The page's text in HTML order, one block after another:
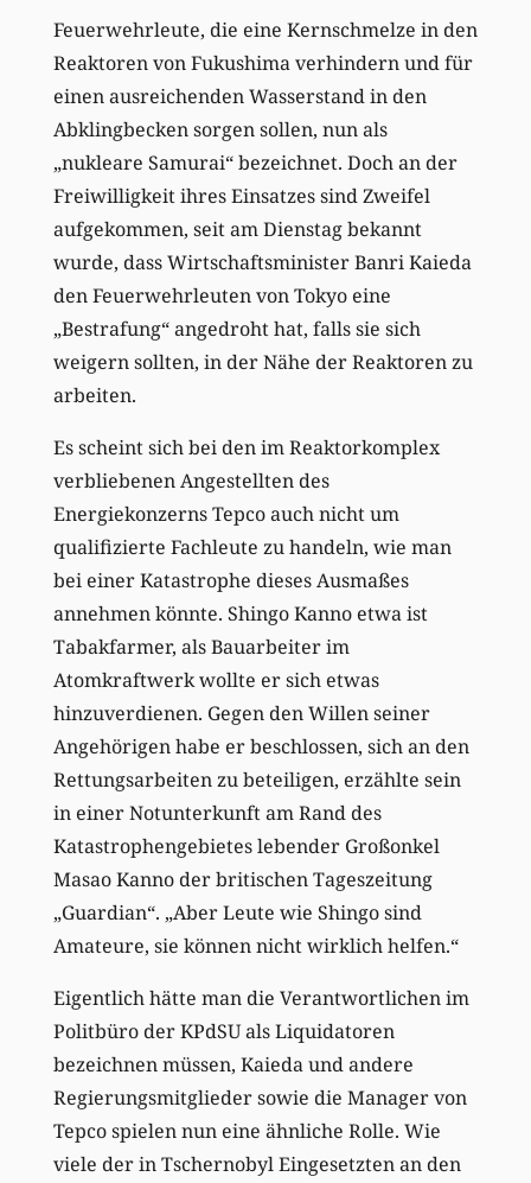
Feuerwehrleute, die eine Kernschmelze in den
Reaktoren von Fukushima verhindern und für
einen ausreichenden Wasserstand in den
Abklingbecken sorgen sollen, nun als
„nukleare Samurai“ bezeichnet. Doch an der
Freiwilligkeit ihres Einsatzes sind Zweifel
aufgekommen, seit am Dienstag bekannt
wurde, dass Wirtschaftsminister Banri Kaieda
den Feuerwehrleuten von Tokyo eine
„Bestrafung“ angedroht hat, falls sie sich
weigern sollten, in der Nähe der Reaktoren zu
arbeiten.
Es scheint sich bei den im Reaktorkomplex
verbliebenen Angestellten des
Energiekonzerns Tepco auch nicht um
qualifizierte Fachleute zu handeln, wie man
bei einer Katastrophe dieses Ausmaßes
annehmen könnte. Shingo Kanno etwa ist
Tabakfarmer, als Bauarbeiter im
Atomkraftwerk wollte er sich etwas
hinzuverdienen. Gegen den Willen seiner
Angehörigen habe er beschlossen, sich an den
Rettungsarbeiten zu beteiligen, erzählte sein
in einer Notunterkunft am Rand des
Katastrophengebietes lebender Großonkel
Masao Kanno der britischen Tageszeitung
„Guardian“. „Aber Leute wie Shingo sind
Amateure, sie können nicht wirklich helfen.“
Eigentlich hätte man die Verantwortlichen im
Politbüro der KPdSU als Liquidatoren
bezeichnen müssen, Kaieda und andere
Regierungsmitglieder sowie die Manager von
Tepco spielen nun eine ähnliche Rolle. Wie
viele der in Tschernobyl Eingesetzten an den